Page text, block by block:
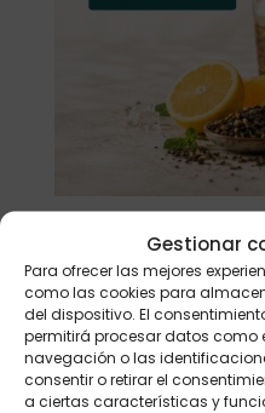
Gestionar
Para ofrecer las mejores
como las cookies para
del dispositivo. El
permitirá procesar datos como
navegación o las
consentir o retirar el
a ciertas características y
Productos
Tisanera "Christmas
porcelana